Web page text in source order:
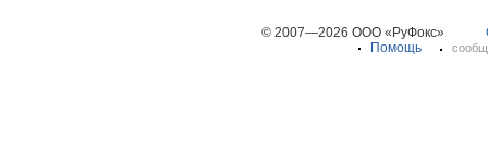
© 2007—2026 ООО «РуФокс»
Помощь